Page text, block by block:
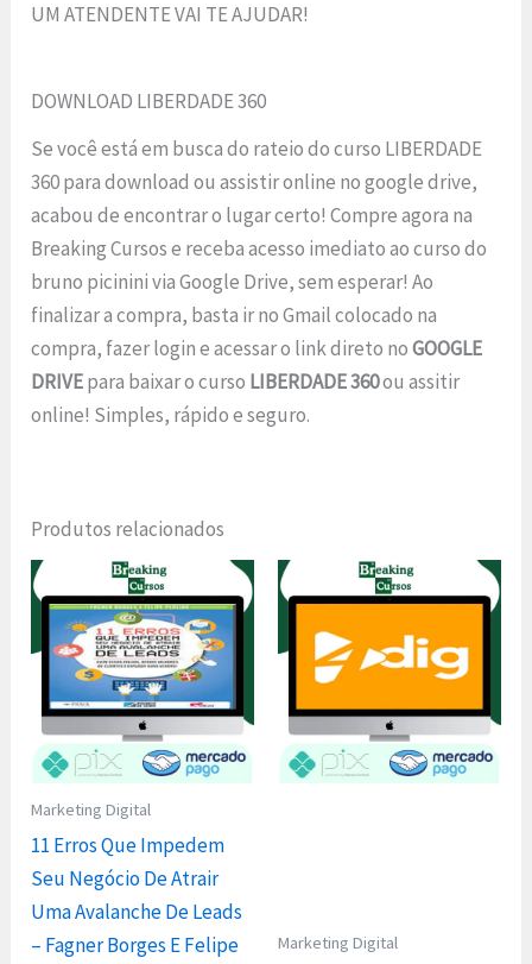
UM ATENDENTE VAI TE AJUDAR!
DOWNLOAD LIBERDADE 360
Se você está em busca do rateio do curso LIBERDADE
360 para download ou assistir online no google drive,
acabou de encontrar o lugar certo! Compre agora na
Breaking Cursos e receba acesso imediato ao curso do
bruno picinini via Google Drive, sem esperar! Ao
finalizar a compra, basta ir no Gmail colocado na
compra, fazer login e acessar o link direto noGOOGLE
DRIVEpara baixar o curso LIBERDADE 360ou assitir
online! Simples, rápido e seguro.
Produtos relacionados
Marketing Digital
11 Erros Que Impedem
Seu Negócio De Atrair
Uma Avalanche De Leads
– Fagner Borges E Felipe
Marketing Digital